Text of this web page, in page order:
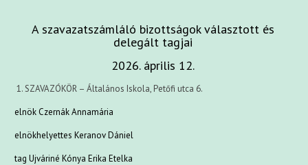
A szavazatszámláló bizottságok választott és
delegált tagjai
2026. április 12.
1. SZAVAZÓKÖR – Általános Iskola, Petőfi utca 6.
elnök Czernák Annamária
elnökhelyettes Keranov Dániel
tag Ujváriné Kónya Erika Etelka